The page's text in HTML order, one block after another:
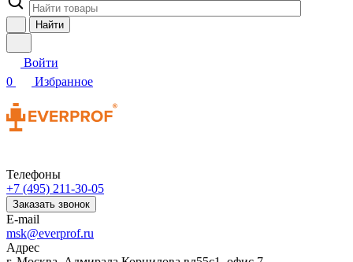
Найти
Войти
0
Избранное
Телефоны
+7 (495) 211-30-05
Заказать звонок
E-mail
msk@everprof.ru
Адрес